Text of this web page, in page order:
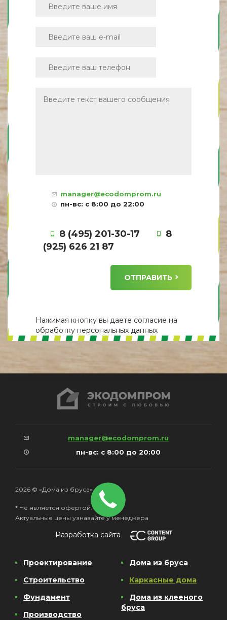
manager@ecodomprom.ru
пн-вс: с 8:00 до 22:00
8 (495) 201-30-17
8
(925) 626 21 87
ОТПРАВИТЬ
Нажимая кнопку вы даете согласие на
обработку персональных данных
manager@ecodomprom.ru
пн-вс: с 8:00 до 20:00
2026 © «Дома из бруса»
* Не является офертой.
Актуальные цены узнавайте у менеджера
Разработка сайта
Проектирование
Строительство
Фундамент
Производство
Дома из бруса
Каркасные дома
Дома из клееного
бруса